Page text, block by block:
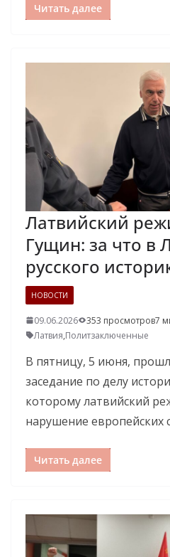
Читать далее
Латвийский
Гущин: за что в
русского
НОВОСТИ
09.06.2026 353 просмотров7
Латвия,Политзаключенные
В пятницу, 5 июня,
заседание по делу
которому латвийский
нарушение европейских
Читать далее